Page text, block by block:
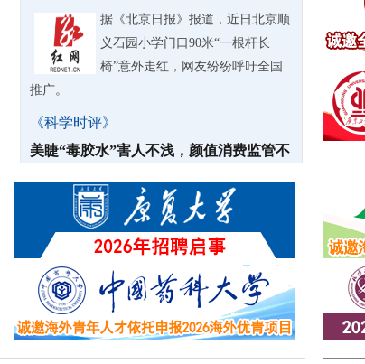
据《北京日报》报道，近日北京顺
义石园小学门口90米“一根杆长
椅”意外走红，网友纷纷呼吁全国
推广。
《科学时评》
美睫“毒胶水”害人不浅，颜值消费监管不
能失明
嫁接睫毛已经是当下非常普及的美
容项目，线上网红胶水销量动辄几
十万，线下美睫门店也随处可见。